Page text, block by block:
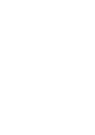
van 4,91 op 5,